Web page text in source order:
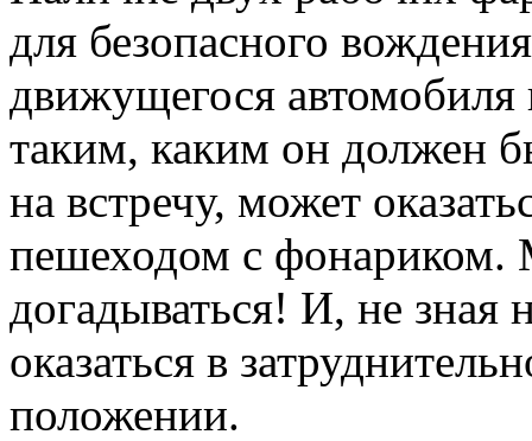
для безопасного
движущегося автомобиля
таким, каким он должен
на встречу, может
пешеходом с
догадываться! И, не зная
оказаться в
положении.